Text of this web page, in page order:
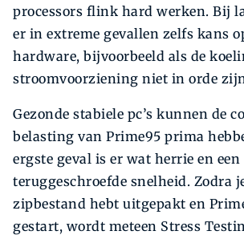
processors flink hard werken. Bij
er in extreme gevallen zelfs kans
hardware, bijvoorbeeld als de
stroomvoorziening niet in orde
Gezonde stabiele pc’s kunnen de
belasting van Prime95 prima
ergste geval is er wat herrie en een
teruggeschroefde snelheid. Zodra
zipbestand hebt uitgepakt en
gestart, wordt meteen Stress